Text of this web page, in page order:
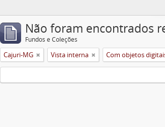
Não foram encontrados
Fundos e Coleções
Cajuri-MG Vista interna Com objetos